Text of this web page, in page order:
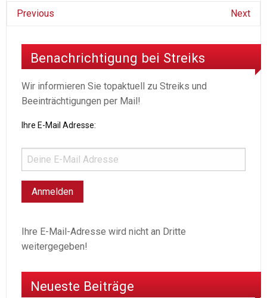
Previous
Next
Benachrichtigung bei Streiks
Wir informieren Sie topaktuell zu Streiks und
Beeinträchtigungen per Mail!
Ihre E-Mail Adresse:
Ihre E-Mail-Adresse wird nicht an Dritte
weitergegeben!
Neueste Beiträge